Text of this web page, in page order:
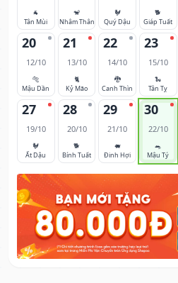
🐐
Tân Mùi
🐒
Nhâm Thân
🐓
Quý Dậu
🐕
Giáp Tuất
20
12/10
🐅
Mậu Dần
21
13/10
🐈
Kỷ Mão
22
14/10
🐉
Canh Thìn
23
15/10
🐍
Tân Tỵ
27
19/10
🐓
Ất Dậu
28
20/10
🐕
Bính Tuất
29
21/10
🐖
Đinh Hợi
30
22/10
🐀
Mậu Tý